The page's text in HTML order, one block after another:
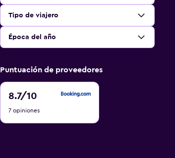
Tipo de viajero
Época del año
Puntuación de proveedores
8.7/10
8.7
10
7 opiniones